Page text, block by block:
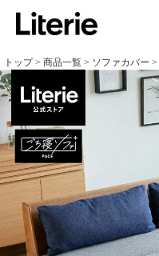
トップ 商品一覧 ソファカバー